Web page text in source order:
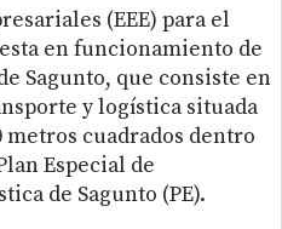
(EEE) para el
en funcionamiento de
Sagunto, que consiste en
y logística situada
metros cuadrados dentro
Especial de
de Sagunto (PE).